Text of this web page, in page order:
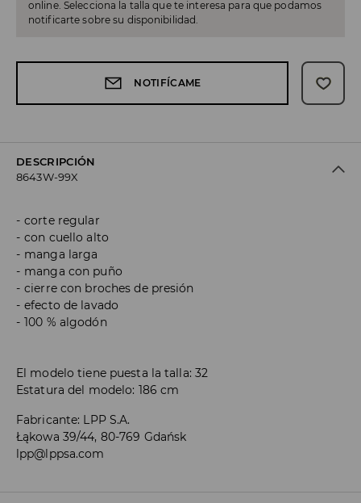
online. Selecciona la talla que te interesa para que podamos
notificarte sobre su disponibilidad.
NOTIFÍCAME
DESCRIPCIÓN
8643W-99X
corte regular
con cuello alto
manga larga
manga con puño
cierre con broches de presión
efecto de lavado
100 % algodón
El modelo tiene puesta la talla: 32
Estatura del modelo: 186 cm
Fabricante: LPP S.A.
Łąkowa 39/44, 80-769 Gdańsk
lpp@lppsa.com